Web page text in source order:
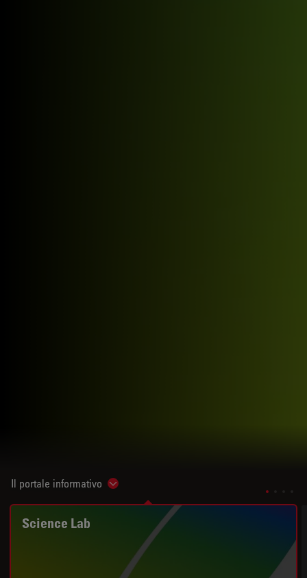
Il portale informativo Show subnavigation
Science Lab